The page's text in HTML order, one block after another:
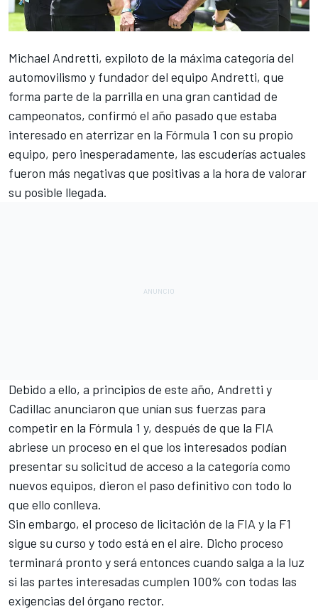
Michael Andretti, expiloto de la máxima categoría del
automovilismo y fundador del equipo Andretti, que
forma parte de la parrilla en una gran cantidad de
campeonatos, confirmó el año pasado que estaba
interesado en aterrizar en la Fórmula 1 con su propio
equipo, pero inesperadamente, las escuderías actuales
fueron más negativas que positivas a la hora de valorar
su posible llegada.
Debido a ello, a principios de este año, Andretti y
Cadillac anunciaron que unían sus fuerzas para
competir en la Fórmula 1 y, después de que la FIA
abriese un proceso en el que los interesados podían
presentar su solicitud de acceso a la categoría como
nuevos equipos, dieron el paso definitivo con todo lo
que ello conlleva.
Sin embargo, el proceso de licitación de la FIA y la F1
sigue su curso y todo está en el aire. Dicho proceso
terminará pronto y será entonces cuando salga a la luz
si las partes interesadas cumplen 100% con todas las
exigencias del órgano rector.